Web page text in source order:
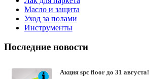
Масло и защита
Уход за полами
Инструменты
Последние новости
акция spc floor до 31 августа!